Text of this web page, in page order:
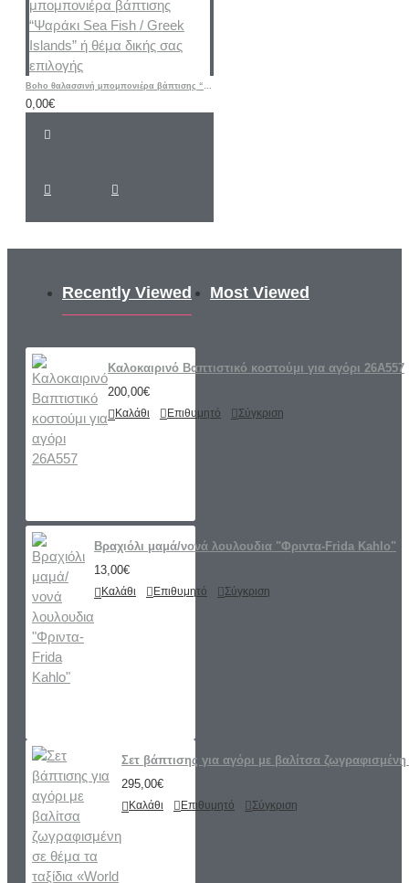
Boho θαλασσινή μπομπονιέρα βάπτισης “Ψαράκι Sea ​​Fish / Greek Islands” ή θέμα δικής σας επιλογής
0,00€
Recently Viewed Most Viewed
Καλοκαιρινό Βαπτιστικό κοστούμι για αγόρι 26A557
200,00€
Καλάθι Επιθυμητό Σύγκριση
Βραχιόλι μαμά/νονά λουλουδια "Φριντα-Frida Kahlo"
13,00€
Καλάθι Επιθυμητό Σύγκριση
Σετ βάπτισης για αγόρι με βαλίτσα
295,00€
Καλάθι Επιθυμητό Σύγκριση